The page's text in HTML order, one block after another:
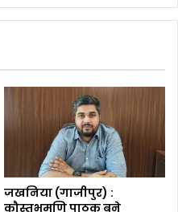
जखनिया (गाजीपुर) :
कौस्तुभमणि पाठक बने